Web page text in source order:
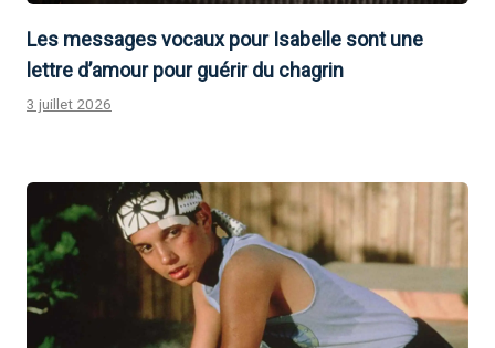
Les messages vocaux pour Isabelle sont une
lettre d’amour pour guérir du chagrin
3 juillet 2026